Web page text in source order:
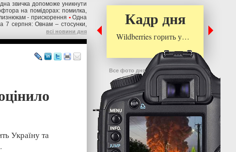
звичка допоможе уникнути
на помідорах: помилка,
- прискорення • Одна
7 серпня: Овнам – стосунки,
всі новини дня
Україну та
Кадр дня
Wildberries горить у…
Все фото дня